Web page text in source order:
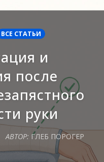
ВСЕ СТАТЬИ
и
после
руки
АВТОР: ГЛЕБ ПОРОГЕР